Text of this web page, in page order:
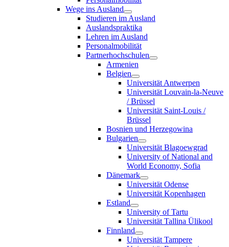
Wege ins Ausland
Studieren im Ausland
Auslandspraktika
Lehren im Ausland
Personalmobilität
Partnerhochschulen
Armenien
Belgien
Universität Antwerpen
Universität Louvain-la-Neuve
/ Brüssel
Universität Saint-Louis /
Brüssel
Bosnien und Herzegowina
Bulgarien
Universität Blagoewgrad
University of National and
World Economy, Sofia
Dänemark
Universität Odense
Universität Kopenhagen
Estland
University of Tartu
Universität Tallina Ülikool
Finnland
Universität Tampere